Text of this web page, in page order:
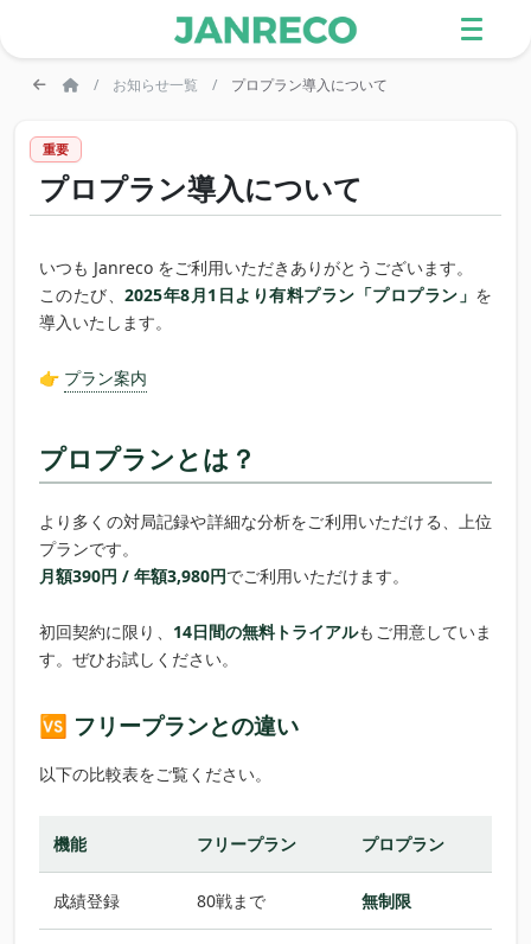
お知らせ一覧 プロプラン導入について
重要
プロプラン導入について
いつも Janreco をご利用いただきありがとうございます。
このたび、2025年8月1日より有料プラン「プロプラン」 を
導入いたします。
👉 プラン案内
プロプランとは？
より多くの対局記録や詳細な分析をご利用いただける、上位
プランです。
月額390円 / 年額3,980円でご利用いただけます。
初回契約に限り、 14日間の無料トライアルもご用意していま
す。ぜひお試しください。
🆚 フリープランとの違い
以下の比較表をご覧ください。
機能 フリープラン プロプラン
成績登録 80戦まで 無制限